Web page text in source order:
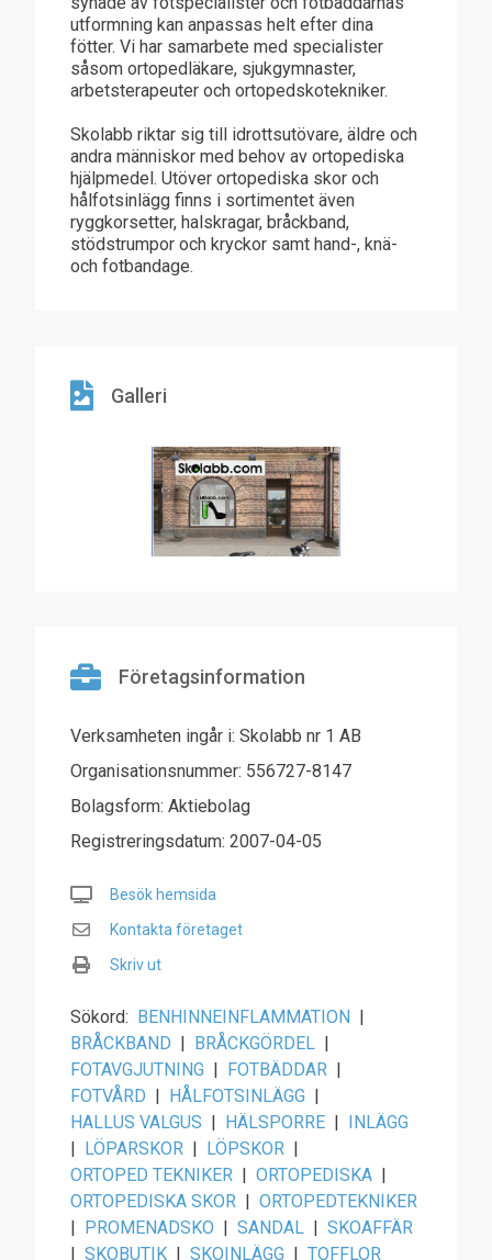
utformning kan anpassas helt efter dina
fötter. Vi har samarbete med specialister
såsom ortopedläkare, sjukgymnaster,
arbetsterapeuter och ortopedskotekniker.
Skolabb riktar sig till idrottsutövare, äldre och
andra människor med behov av ortopediska
hjälpmedel. Utöver ortopediska skor och
hålfotsinlägg finns i sortimentet även
ryggkorsetter, halskragar, bråckband,
stödstrumpor och kryckor samt hand-, knä-
och fotbandage.
Galleri
Företagsinformation
Verksamheten ingår i: Skolabb nr 1 AB
Organisationsnummer: 556727-8147
Bolagsform: Aktiebolag
Registreringsdatum: 2007-04-05
Besök hemsida
Kontakta företaget
Skriv ut
Sökord: BENHINNEINFLAMMATION |
BRÅCKBAND | BRÅCKGÖRDEL |
FOTAVGJUTNING | FOTBÄDDAR |
FOTVÅRD | HÅLFOTSINLÄGG |
HALLUS VALGUS | HÄLSPORRE | INLÄGG
| LÖPARSKOR | LÖPSKOR |
ORTOPED TEKNIKER | ORTOPEDISKA |
ORTOPEDISKA SKOR | ORTOPEDTEKNIKER
| PROMENADSKO | SANDAL | SKOAFFÄR
| SKOBUTIK | SKOINLÄGG | TOFFLOR